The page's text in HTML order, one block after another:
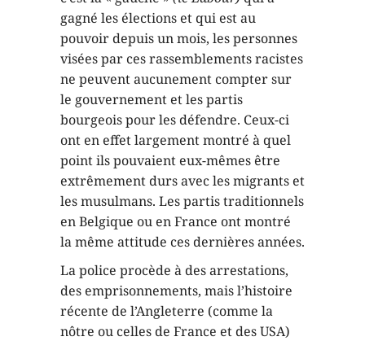
gagné les élections et qui est au
pouvoir depuis un mois, les personnes
visées par ces rassemblements racistes
ne peuvent aucunement compter sur
le gouvernement et les partis
bourgeois pour les défendre. Ceux-ci
ont en effet largement montré à quel
point ils pouvaient eux-mêmes être
extrêmement durs avec les migrants et
les musulmans. Les partis traditionnels
en Belgique ou en France ont montré
la même attitude ces dernières années.
La police procède à des arrestations,
des emprisonnements, mais l’histoire
récente de l’Angleterre (comme la
nôtre ou celles de France et des USA)